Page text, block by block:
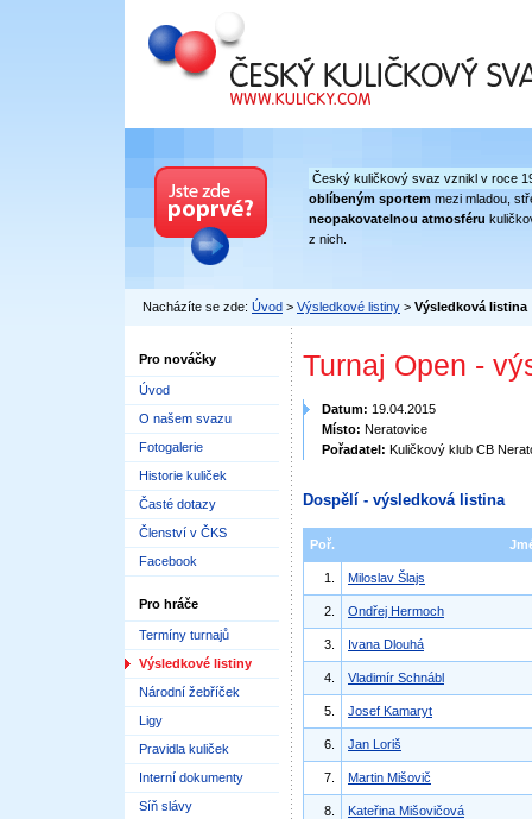
Český kuličkový svaz
Český kuličkový svaz vznikl v roce
oblíbeným sportem mezi mladou,
neopakovatelnou atmosféru
z nich.
Nacházíte se zde: Úvod > Výsledkové listiny > Výsledková listina
Pro nováčky
Úvod
O našem svazu
Fotogalerie
Historie kuliček
Časté dotazy
Členství v ČKS
Facebook
Pro hráče
Termíny turnajů
Výsledkové listiny
Národní žebříček
Ligy
Pravidla kuliček
Interní dokumenty
Síň slávy
Turnaj Open -
Datum: 19.04.2015
Místo: Neratovice
Pořadatel: Kuličkový klub CB
Dospělí - výsledková listina
Poř.
1. Miloslav Šlajs
2. Ondřej Hermoch
3. Ivana Dlouhá
4. Vladimír Schnábl
5. Josef Kamaryt
6. Jan Loriš
7. Martin Mišovič
8. Kateřina Mišovičová